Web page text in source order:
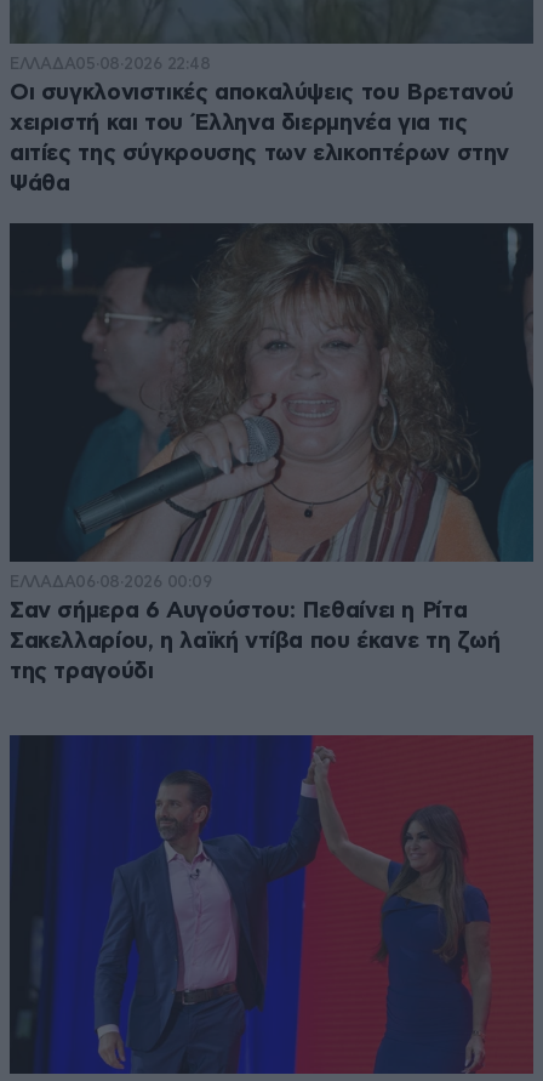
ΕΛΛΑΔΑ05·08·2026 22:48
Οι συγκλονιστικές αποκαλύψεις του Βρετανού
χειριστή και του Έλληνα διερμηνέα για τις
αιτίες της σύγκρουσης των ελικοπτέρων στην
Ψάθα
ΕΛΛΑΔΑ06·08·2026 00:09
Σαν σήμερα 6 Αυγούστου: Πεθαίνει η Ρίτα
Σακελλαρίου, η λαϊκή ντίβα που έκανε τη ζωή
της τραγούδι